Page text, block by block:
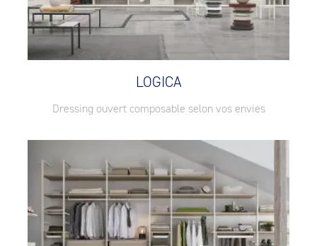
LOGICA
Dressing ouvert composable selon vos envies